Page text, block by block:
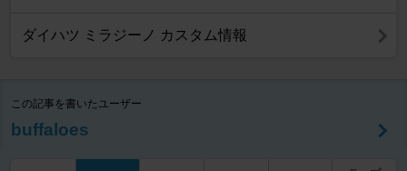
ダイハツ ミラジーノ カスタム情報
この記事を書いたユーザー
buffaloes